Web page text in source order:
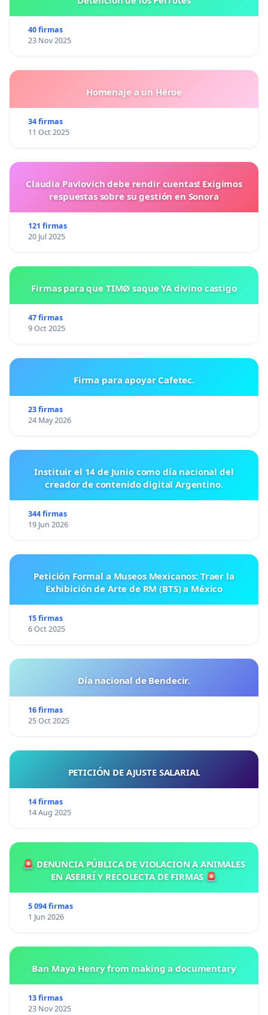
40 firmas
23 Nov 2025
Homenaje a un Héroe
34 firmas
11 Oct 2025
Claudia Pavlovich debe rendir cuentas! Exigimos
respuestas sobre su gestión en Sonora
121 firmas
20 Jul 2025
Firmas para que TIMØ saque YA divino castigo
47 firmas
9 Oct 2025
Firma para apoyar Cafetec.
23 firmas
24 May 2026
Instituir el 14 de Junio como día nacional del
creador de contenido digital Argentino.
344 firmas
19 Jun 2026
Petición Formal a Museos Mexicanos: Traer la
Exhibición de Arte de RM (BTS) a México
15 firmas
6 Oct 2025
Día nacional de Bendecir.
16 firmas
25 Oct 2025
PETICIÓN DE AJUSTE SALARIAL
14 firmas
14 Aug 2025
🚨 DENUNCIA PÚBLICA DE VIOLACION A ANIMALES
EN ASERRÍ Y RECOLECTA DE FIRMAS 🚨
5 094 firmas
1 Jun 2026
Ban Maya Henry from making a documentary
13 firmas
23 Nov 2025